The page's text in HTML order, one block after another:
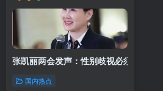
张凯丽两会发声：性别歧视必须改变，
国内热点